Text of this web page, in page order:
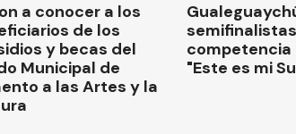
a conocer a los
de los
y becas del
Municipal de
a las Artes y la
competencia
"Este es mi